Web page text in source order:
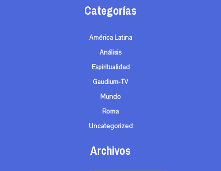
Categorías
América Latina
Análisis
Espiritualidad
Gaudium-TV
Mundo
Roma
Uncategorized
Archivos